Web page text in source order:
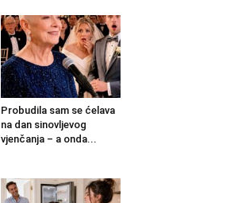
Probudila sam se ćelava
na dan sinovljevog
vjenčanja – a onda...